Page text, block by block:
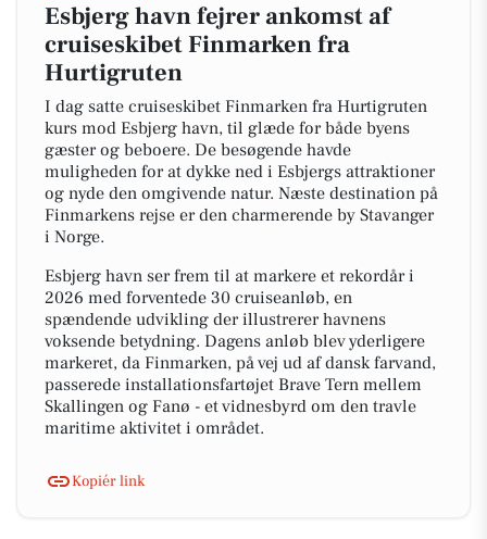
Esbjerg havn fejrer ankomst af
cruiseskibet Finmarken fra
Hurtigruten
I dag satte cruiseskibet Finmarken fra Hurtigruten
kurs mod Esbjerg havn, til glæde for både byens
gæster og beboere. De besøgende havde
muligheden for at dykke ned i Esbjergs attraktioner
og nyde den omgivende natur. Næste destination på
Finmarkens rejse er den charmerende by Stavanger
i Norge.
Esbjerg havn ser frem til at markere et rekordår i
2026 med forventede 30 cruiseanløb, en
spændende udvikling der illustrerer havnens
voksende betydning. Dagens anløb blev yderligere
markeret, da Finmarken, på vej ud af dansk farvand,
passerede installationsfartøjet Brave Tern mellem
Skallingen og Fanø - et vidnesbyrd om den travle
maritime aktivitet i området.
Kopiér link